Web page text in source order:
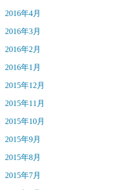
2016年4月
2016年3月
2016年2月
2016年1月
2015年12月
2015年11月
2015年10月
2015年9月
2015年8月
2015年7月